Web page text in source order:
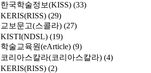
한국학술정보(KISS) (33)
KERIS(RISS) (29)
교보문고(스콜라) (27)
KISTI(NDSL) (19)
학술교육원(eArticle) (9)
코리아스칼라(코리아스칼라) (4)
KERIS(RISS) (2)